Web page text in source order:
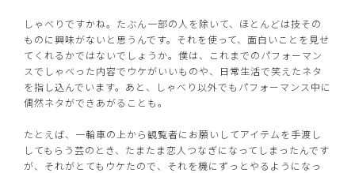
しゃべりですかね。たぶん一部の人を除いて、ほとんどは技その
ものに興味がないと思うんです。それを使って、面白いことを見せ
てくれるかではないでしょうか。僕は、これまでのパフォーマン
スでしゃべった内容でウケがいいものや、日常生活で笑えたネタ
を指し込んでいます。あと、しゃべり以外でもパフォーマンス中に
偶然ネタができあがることも。
たとえば、一輪車の上から観覧者にお願いしてアイテムを手渡し
してもらう芸のとき、たまたま恋人つなぎになってしまったんです
が、それがとてもウケたので、それを機にずっとやるようになっ